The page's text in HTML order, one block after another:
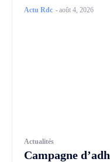
Actu Rdc -août 4, 2026
Actualités
Campagne